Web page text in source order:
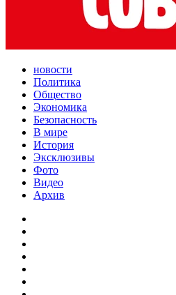
новости
Политика
Общество
Экономика
Безопасность
В мире
История
Эксклюзивы
Фото
Видео
Архив